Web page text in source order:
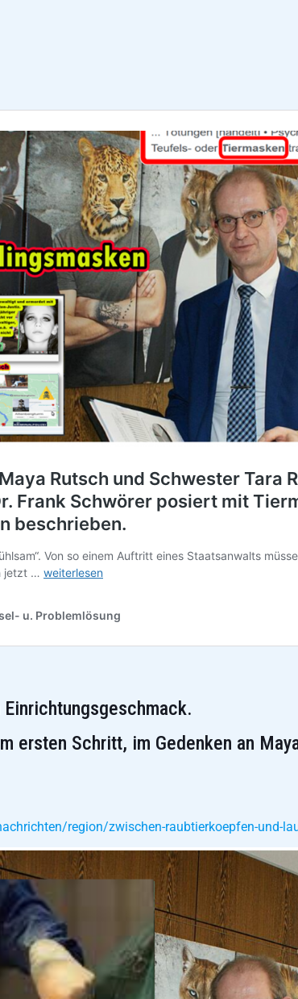
ersten Schritt, im Gedenken an
region/zwischen-raubtierkoepfen-und-